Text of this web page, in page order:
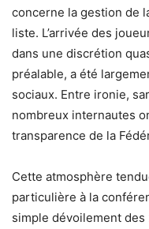
concerne la gestion de
liste. L’arrivée des
dans une discrétion
préalable, a été
sociaux. Entre ironie,
nombreux internautes
transparence de la
Cette atmosphère
particulière à la
simple dévoilement